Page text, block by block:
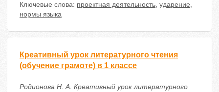
Ключевые слова: проектная деятельность, ударение,
нормы языка
Креативный урок литературного чтения
(обучение грамоте) в 1 классе
Родионова Н. А. Креативный урок литературного